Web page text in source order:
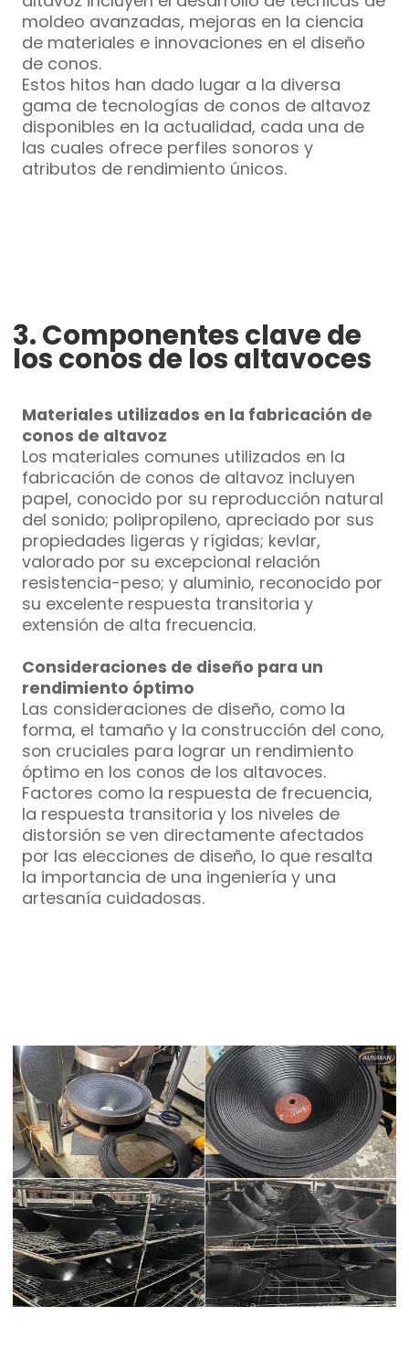
moldeo avanzadas, mejoras en la ciencia
de materiales e innovaciones en el diseño
de conos.
Estos hitos han dado lugar a la diversa
gama de tecnologías de conos de altavoz
disponibles en la actualidad, cada una de
las cuales ofrece perfiles sonoros y
atributos de rendimiento únicos.
3. Componentes clave de
los conos de los altavoces
Materiales utilizados en la fabricación de
conos de altavoz
Los materiales comunes utilizados en la
fabricación de conos de altavoz incluyen
papel, conocido por su reproducción natural
del sonido; polipropileno, apreciado por sus
propiedades ligeras y rígidas; kevlar,
valorado por su excepcional relación
resistencia-peso; y aluminio, reconocido por
su excelente respuesta transitoria y
extensión de alta frecuencia.
Consideraciones de diseño para un
rendimiento óptimo
Las consideraciones de diseño, como la
forma, el tamaño y la construcción del cono,
son cruciales para lograr un rendimiento
óptimo en los conos de los altavoces.
Factores como la respuesta de frecuencia,
la respuesta transitoria y los niveles de
distorsión se ven directamente afectados
por las elecciones de diseño, lo que resalta
la importancia de una ingeniería y una
artesanía cuidadosas.